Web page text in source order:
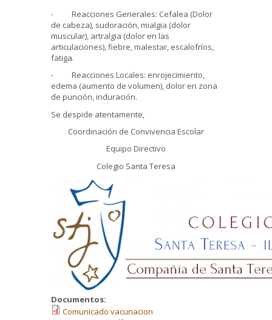
- Reacciones Generales: Cefalea (Dolor
de cabeza), sudoración, mialgia (dolor
muscular), artralgia (dolor en las
articulaciones), fiebre, malestar, escalofríos,
fatiga.
- Reacciones Locales: enrojecimiento,
edema (aumento de volumen), dolor en zona
de punción, induración.
Se despide atentamente,
Coordinación de Convivencia Escolar
Equipo Directivo
Colegio Santa Teresa
Documentos:
Comunicado vacunacion